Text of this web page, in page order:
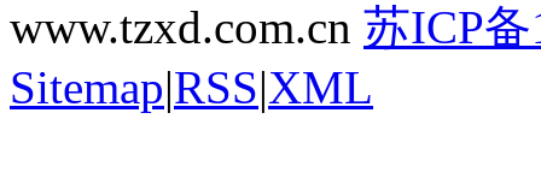
www.tzxd.com.cn 苏ICP
Sitemap|RSS|XML